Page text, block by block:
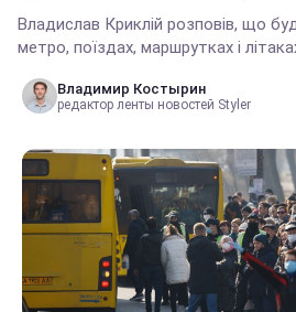
Владислав Криклій розповів, що
метро, поїздах, маршрутках і
Владимир Костырин
редактор ленты новостей Styler